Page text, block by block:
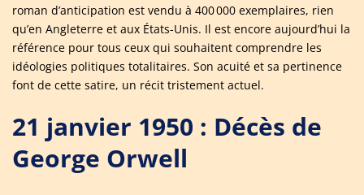
roman d’anticipation est vendu à 400 000 exemplaires, rien
qu’en Angleterre et aux États-Unis. Il est encore aujourd’hui la
référence pour tous ceux qui souhaitent comprendre les
idéologies politiques totalitaires. Son acuité et sa pertinence
font de cette satire, un récit tristement actuel.
21 janvier 1950 : Décès de
George Orwell